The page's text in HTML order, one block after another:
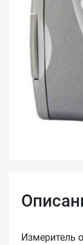
Измеритель